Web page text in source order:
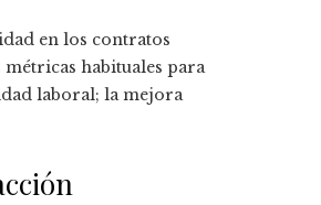
en los contratos
habituales para
laboral; la mejora